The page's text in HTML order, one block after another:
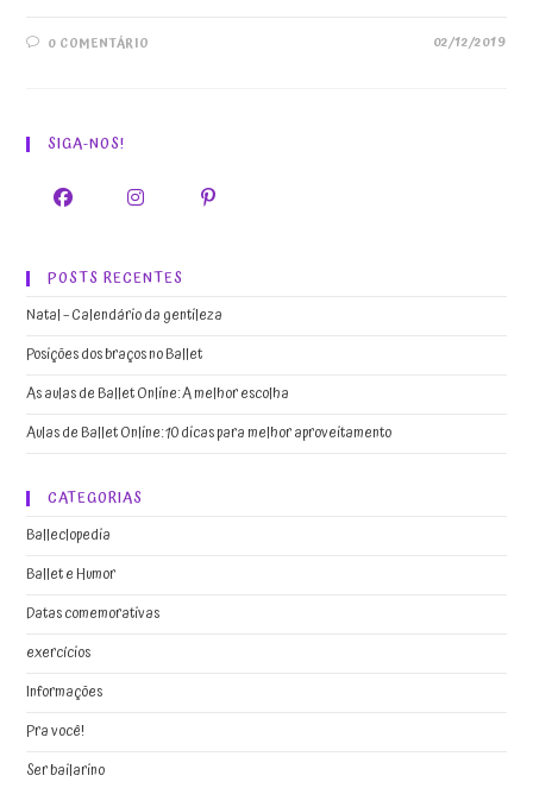
0 COMENTÁRIO 02/12/2019
SIGA-NOS!
POSTS RECENTES
Natal – Calendário da gentileza
Posições dos braços no Ballet
As aulas de Ballet Online: A melhor escolha
Aulas de Ballet Online: 10 dicas para melhor aproveitamento
CATEGORIAS
Balleclopedia
Ballet e Humor
Datas comemorativas
exercícios
Informações
Pra você!
Ser bailarino